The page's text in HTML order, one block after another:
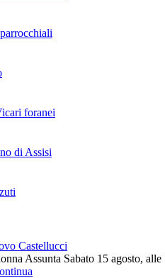
foranei
di Assisi
Castellucci
Assunta Sabato 15 agosto, alle